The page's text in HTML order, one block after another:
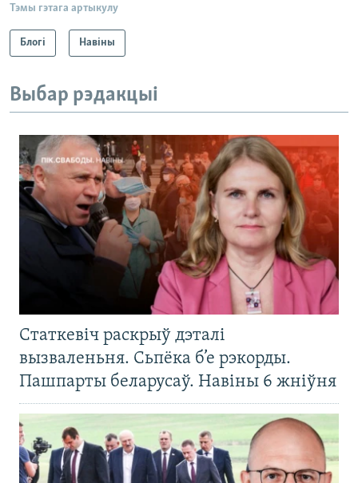
Тэмы гэтага артыкулу
Блогі Навіны
Выбар рэдакцыі
Статкевіч раскрыў дэталі
вызваленьня. Сьпёка б’е рэкорды.
Пашпарты беларусаў. Навіны 6 жніўня